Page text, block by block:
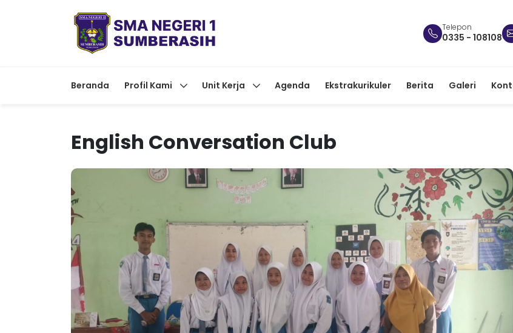
Telepon
0335 - 108108
Beranda Profil Kami Unit Kerja Agenda Ekstrakurikuler Berita Galeri
English Conversation Club